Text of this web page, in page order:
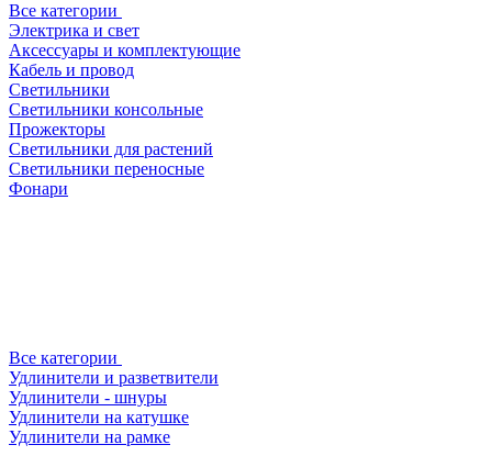
Все категории
Электрика и свет
Аксессуары и комплектующие
Кабель и провод
Светильники
Светильники консольные
Прожекторы
Светильники для растений
Светильники переносные
Фонари
Все категории
Удлинители и разветвители
Удлинители - шнуры
Удлинители на катушке
Удлинители на рамке